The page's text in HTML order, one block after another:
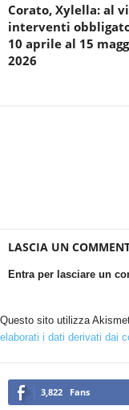
Corato, Xylella: al
interventi
10 aprile al 15
2026
LASCIA UN
Entra per lasciare un
Questo sito utilizza
elaborati i dati derivati dai
3,822 Fans